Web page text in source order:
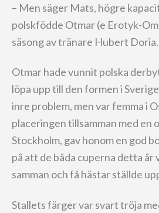
– Men säger Mats, högre
polskfödde Otmar (e Erotyk-
säsong av tränare Hubert Doria.
Otmar hade vunnit polska
löpa upp till den formen i
inre problem, men var femma i
placeringen tillsamman med en
Stockholm, gav honom en god
på att de båda cuperna detta år
samman och få hästar ställde
Stallets färger var svart tröja